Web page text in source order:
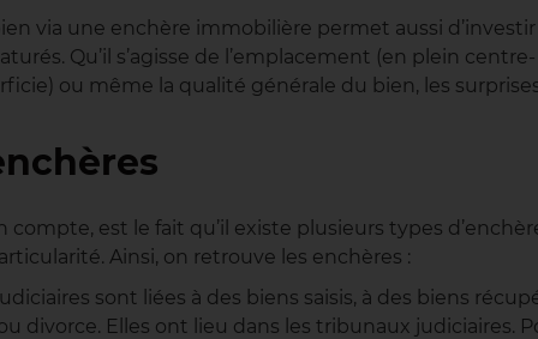
via une enchère immobilière permet aussi d’investir
Qu’il s’agisse de l’emplacement (en plein centre-
ou même la qualité générale du bien, les
est le fait qu’il existe plusieurs types
Ainsi, on retrouve les enchères :
sont liées à des biens saisis, à des biens
divorce. Elles ont lieu dans les tribunaux judiciaires.